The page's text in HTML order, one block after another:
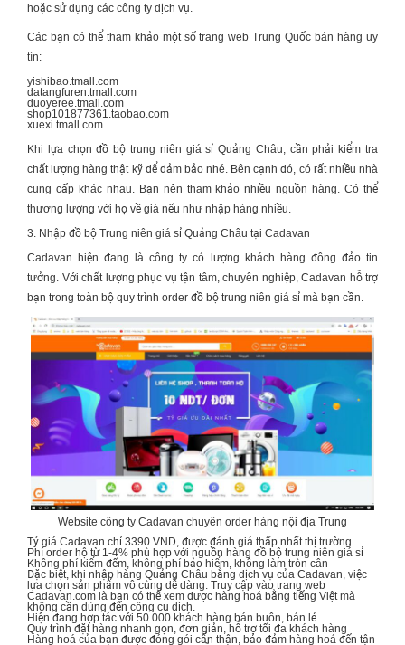
hoặc sử dụng các công ty dịch vụ.
Các bạn có thể tham khảo một số trang web Trung Quốc bán hàng uy
tín:
yishibao.tmall.com
datangfuren.tmall.com
duoyeree.tmall.com
shop101877361.taobao.com
xuexi.tmall.com
Khi lựa chọnđồ bộ trung niên giá sỉQuảng Châu, cần phải kiểm tra
chất lượng hàng thật kỹ để đảm bảo nhé. Bên cạnh đó, có rất nhiều nhà
cung cấp khác nhau. Bạn nên tham khảo nhiều nguồn hàng. Có thể
thương lượng với họ về giá nếu như nhập hàng nhiều.
3. Nhập đồ bộ Trung niên giá sỉ Quảng Châu tại Cadavan
Cadavan hiện đang là công ty có lượng khách hàng đông đảo tin
tưởng. Với chất lượng phục vụ tận tâm, chuyên nghiệp, Cadavan hỗ trợ
bạn trong toàn bộ quy trình order đồ bộ trung niên giá sỉ mà bạn cần.
Website công ty Cadavan chuyên order hàng nội địa Trung
Tỷ giá Cadavan chỉ 3390 VND, được đánh giá thấp nhất thị trường
Phí order hộ từ 1-4% phù hợp với nguồn hàng đồ bộ trung niên giá sỉ
Không phí kiểm đếm, không phí bảo hiểm, không làm tròn cân
Đặc biệt, khi nhập hàng Quảng Châu bằng dịch vụ của Cadavan, việc
lựa chọn sản phẩm vô cùng dễ dàng. Truy cập vào trang web
Cadavan.com là bạn có thể xem được hàng hoá bằng tiếng Việt mà
không cần dùng đến công cụ dịch.
Hiện đang hợp tác với 50.000 khách hàng bán buôn, bán lẻ
Quy trình đặt hàng nhanh gọn, đơn giản, hỗ trợ tối đa khách hàng
Hàng hoá của bạn được đóng gói cẩn thận, bảo đảm hàng hoá đến tận